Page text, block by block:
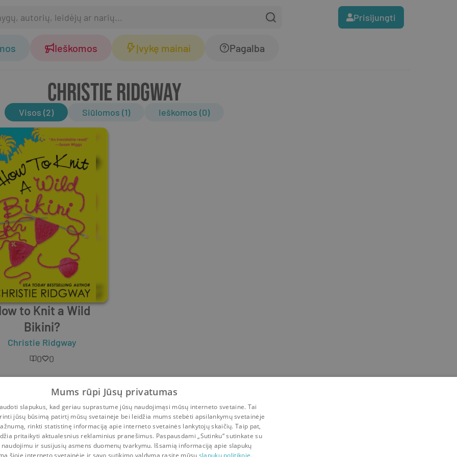
Prisijungti
Ieškomos Įvykę mainai Pagalba
CHRISTIE RIDGWAY
Visos (2) Siūlomos (1) Ieškomos (0)
to Knit a Wild
Bikini?
Christie Ridgway
0
0
Mums rūpi Jūsų privatumas
slapukus, kad geriau suprastume jūsų naudojimąsi mūsų interneto svetaine. Tai
jūsų būsimą patirtį mūsų svetainėje bei leidžia mums stebėti apsilankymų svetainėje
rinkti statistinę informaciją apie interneto svetainės lankytojų skaičių. Taip pat,
pritaikyti aktualesnius reklaminius pranešimus. Paspausdami „Sutinku“ sutinkate su
ir susijusių asmens duomenų tvarkymu. Išsamią informaciją apie slapukų
šioje interneto svetainėje ir savo sutikimo valdymą rasite mūsų slapukų politikoje.